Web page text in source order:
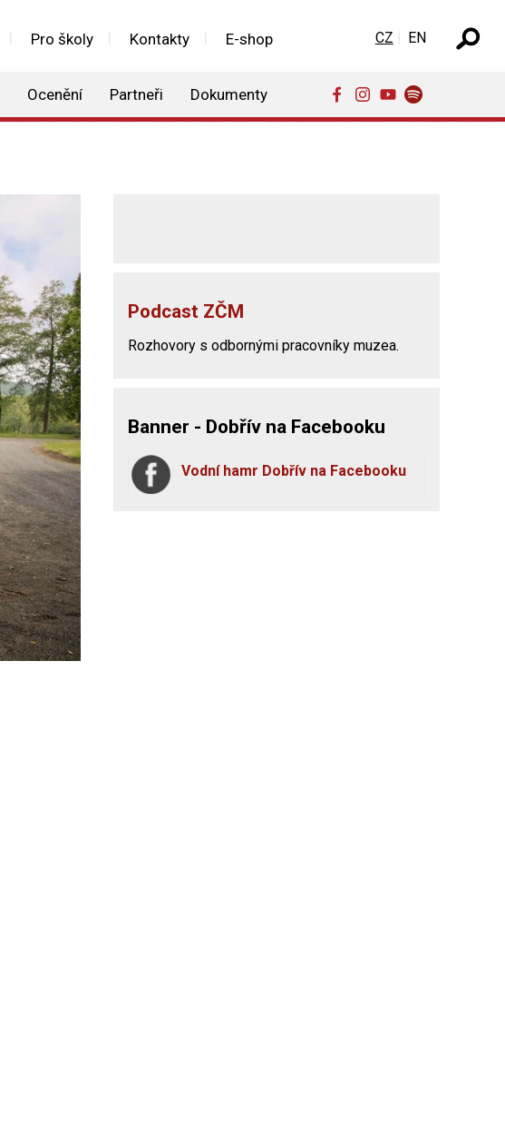
Pro školy Kontakty E-shop
Ocenění Partneři Dokumenty
Zvolte jazyk
CZ EN
Podcast ZČM
Rozhovory s odbornými pracovníky muzea.
Banner - Dobřív na Facebooku
Vodní hamr Dobřív na Facebooku